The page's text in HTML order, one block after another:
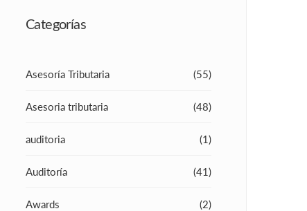
Categorías
Asesoría Tributaria (55)
Asesoria tributaria (48)
auditoria (1)
Auditoría (41)
Awards (2)